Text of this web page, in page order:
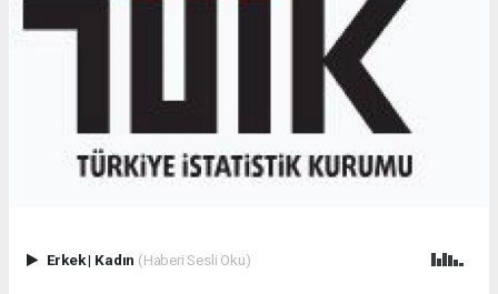
Erkek| Kadın (Haberi Sesli Oku)